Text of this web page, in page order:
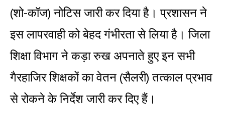
(शो-कॉज) नोटिस जारी कर दिया है। प्रशासन ने
इस लापरवाही को बेहद गंभीरता से लिया है। जिला
शिक्षा विभाग ने कड़ा रुख अपनाते हुए इन सभी
गैरहाजिर शिक्षकों का वेतन (सैलरी) तत्काल प्रभाव
से रोकने के निर्देश जारी कर दिए हैं।